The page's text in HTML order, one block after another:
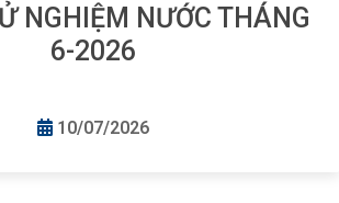
NGHIỆM NƯỚC THÁNG
6-2026
10/07/2026